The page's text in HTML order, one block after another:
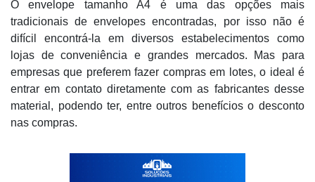
O envelope tamanho A4 é uma das opções mais
tradicionais de envelopes encontradas, por isso não é
difícil encontrá-la em diversos estabelecimentos como
lojas de conveniência e grandes mercados. Mas para
empresas que preferem fazer compras em lotes, o ideal é
entrar em contato diretamente com as fabricantes desse
material, podendo ter, entre outros benefícios o desconto
nas compras.